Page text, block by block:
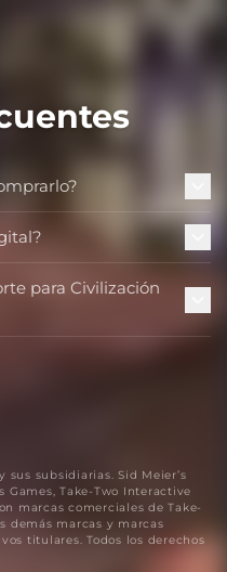
para Civilización
subsidiarias. Sid Meier’s
Games, Take-Two Interactive
marcas comerciales de Take-
demás marcas y marcas
titulares. Todos los derechos